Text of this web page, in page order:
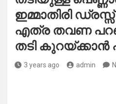
ഇമ്മാതിരി
എത്ര തവണ
തടി
3 years ago admin